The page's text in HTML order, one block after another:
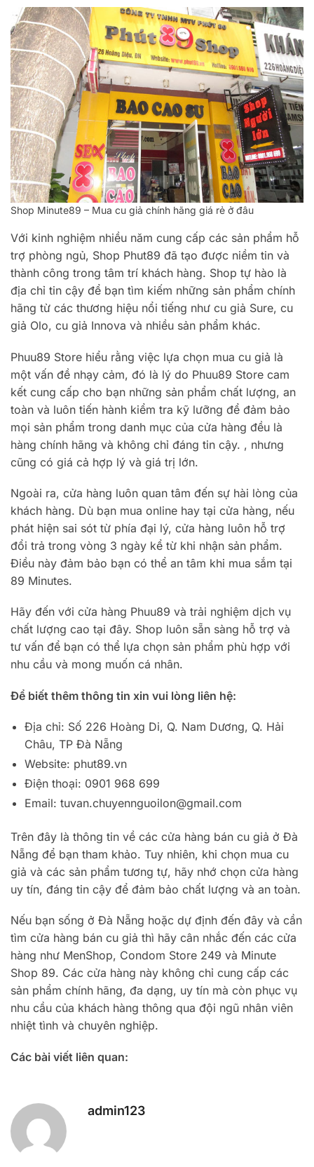
Shop Minute89 – Mua cu giả chính hãng giá rẻ ở đâu
Với kinh nghiệm nhiều năm cung cấp các sản phẩm hỗ
trợ phòng ngủ, Shop Phut89 đã tạo được niềm tin và
thành công trong tâm trí khách hàng. Shop tự hào là
địa chỉ tin cậy để bạn tìm kiếm những sản phẩm chính
hãng từ các thương hiệu nổi tiếng như cu giả Sure, cu
giả Olo, cu giả Innova và nhiều sản phẩm khác.
Phuu89 Store hiểu rằng việc lựa chọn mua cu giả là
một vấn đề nhạy cảm, đó là lý do Phuu89 Store cam
kết cung cấp cho bạn những sản phẩm chất lượng, an
toàn và luôn tiến hành kiểm tra kỹ lưỡng để đảm bảo
mọi sản phẩm trong danh mục của cửa hàng đều là
hàng chính hãng và không chỉ đáng tin cậy. , nhưng
cũng có giá cả hợp lý và giá trị lớn.
Ngoài ra, cửa hàng luôn quan tâm đến sự hài lòng của
khách hàng. Dù bạn mua online hay tại cửa hàng, nếu
phát hiện sai sót từ phía đại lý, cửa hàng luôn hỗ trợ
đổi trả trong vòng 3 ngày kể từ khi nhận sản phẩm.
Điều này đảm bảo bạn có thể an tâm khi mua sắm tại
89 Minutes.
Hãy đến với cửa hàng Phuu89 và trải nghiệm dịch vụ
chất lượng cao tại đây. Shop luôn sẵn sàng hỗ trợ và
tư vấn để bạn có thể lựa chọn sản phẩm phù hợp với
nhu cầu và mong muốn cá nhân.
Để biết thêm thông tin xin vui lòng liên hệ:
Địa chỉ: Số 226 Hoàng Di, Q. Nam Dương, Q. Hải
Châu, TP Đà Nẵng
Website: phut89.vn
Điện thoại: 0901 968 699
Email: tuvan.chuyennguoilon@gmail.com
Trên đây là thông tin về các cửa hàng bán cu giả ở Đà
Nẵng để bạn tham khảo. Tuy nhiên, khi chọn mua cu
giả và các sản phẩm tương tự, hãy nhớ chọn cửa hàng
uy tín, đáng tin cậy để đảm bảo chất lượng và an toàn.
Nếu bạn sống ở Đà Nẵng hoặc dự định đến đây và cần
tìm cửa hàng bán cu giả thì hãy cân nhắc đến các cửa
hàng như MenShop, Condom Store 249 và Minute
Shop 89. Các cửa hàng này không chỉ cung cấp các
sản phẩm chính hãng, đa dạng, uy tín mà còn phục vụ
nhu cầu của khách hàng thông qua đội ngũ nhân viên
nhiệt tình và chuyên nghiệp.
Các bài viết liên quan:
admin123